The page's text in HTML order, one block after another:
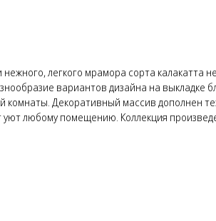
легкого мрамора сорта калакатта
вариантов дизайна на выкладке
Декоративный массив дополнен
любому помещению. Коллекция